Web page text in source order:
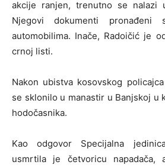
akcije ranjen, trenutno se nalazi
Njegovi dokumenti pronađeni
automobilima. Inače, Radoičić je
crnoj listi.
Nakon ubistva kosovskog
se sklonilo u manastir u Banjskoj u
hodočasnika.
Kao odgovor Specijalna
usmrtila je četvoricu napadača,